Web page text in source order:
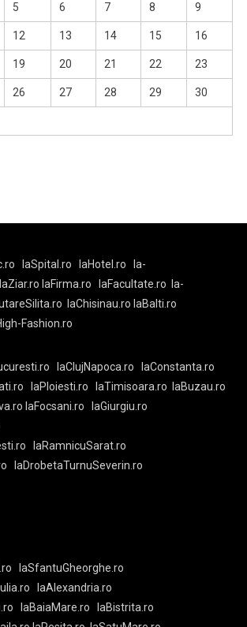
5 6 7 8 9
12 13 14 15 16
19 20 21 22 23
26 27 28 29 30
laSpital.ro laHotel.ro
la-
laZiar.ro laFirma.ro laFacultate.ro
la-
laChisinau.ro laBalti.ro
Fashion.ro
laClujNapoca.ro
laConstanta.ro
laPloiesti.ro laTimisoara.ro
laBuzau.ro
laFocsani.ro
laGiurgiu.ro
laRamnicuSarat.ro
laDrobetaTurnuSeverin.ro
laSfantuGheorghe.ro
laAlexandria.ro
laBaiaMare.ro
laBistrita.ro